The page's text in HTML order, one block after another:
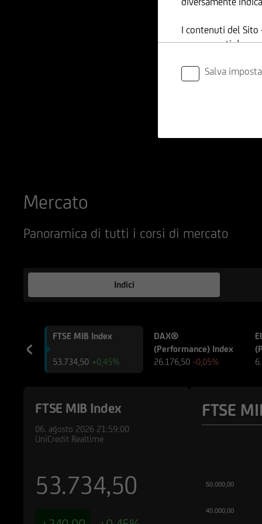
Mercato
Panoramica di tutti i corsi di mercato
Indici
FTSE MIB Index
53.734,50 +0,45%
DAX®
(Performance) Index
26.176,50 -0,05%
FTSE MIB Index
06. agosto 2026 21:59:00
UniCredit Realtime
53.734,50
FTSE
40.000,00
50.000,00
I contenuti del Sito
sono coperti da
Succursale di
modalità funzionali
riportati; l'utente
web accessibili,
qualsiasi ragione in
Le informazioni e
pubblicitaria/
in materia di
decisioni di
di investimento
l'utente dovrà
pertinenti Final
informazioni
costi relativi agli
Salva